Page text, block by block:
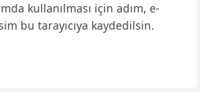
kullanılması için adım, e-
bu tarayıcıya kaydedilsin.